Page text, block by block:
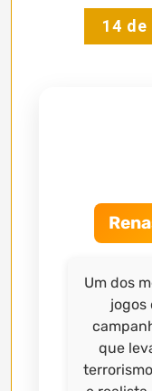
14
Um dos
jogos
que